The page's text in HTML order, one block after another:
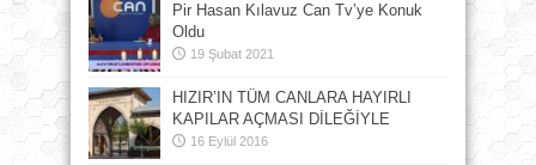
Pir Hasan Kılavuz Can Tv’ye Konuk
Oldu
19 Şubat 2021
HIZIR’IN TÜM CANLARA HAYIRLI
KAPILAR AÇMASI DİLEĞİYLE
16 Eylül 2016